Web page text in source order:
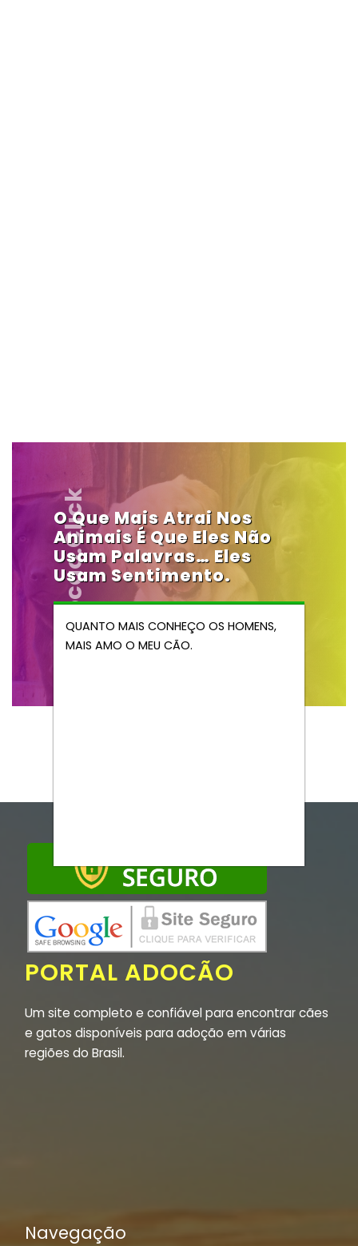
Vendocao.click
O Que Mais Atrai Nos
Animais É Que Eles Não
Usam Palavras… Eles
Usam Sentimento.
QUANTO MAIS CONHEÇO OS HOMENS,
MAIS AMO O MEU CÃO.
PORTAL ADOCÃO
Um site completo e confiável para encontrar cães
e gatos disponíveis para adoção em várias
regiões do Brasil.
Navegação